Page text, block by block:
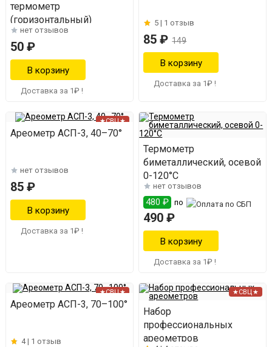
термометр
(горизонтальный)
нет отзывов
50 ₽
Доставка за 1₽ !
5 | 1 отзыв
85 ₽ 149
Доставка за 1₽ !
★СВЦ★
Ареометр АСП-3, 40–70°
нет отзывов
85 ₽
Доставка за 1₽ !
Термометр
биметаллический, осевой
0-120°С
нет отзывов
480 ₽ по
490 ₽
Доставка за 1₽ !
★СВЦ★
Ареометр АСП-3, 70–100°
4 | 1 отзыв
★СВЦ★
Набор
профессиональных
ареометров